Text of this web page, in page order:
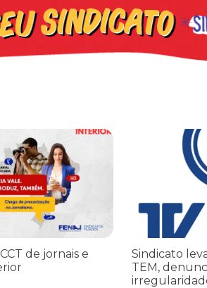
Trump finge praticar diplomacia, Israel
de jornais e revistas do interior
de jornais e
Sindicato leva
Sindicato
TEM,